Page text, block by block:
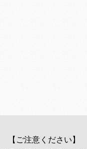
【ご注意ください】